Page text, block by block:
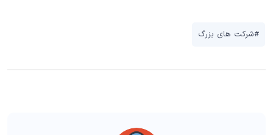
#شرکت های بزرگ